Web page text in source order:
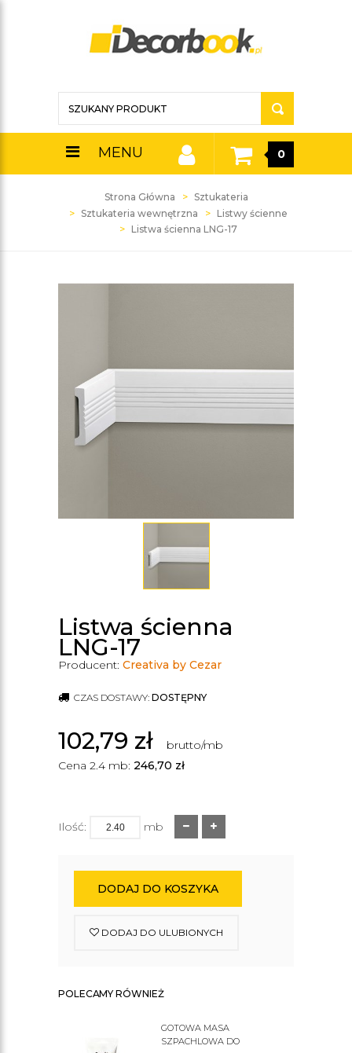
MENU 0
Strona Główna
Sztukateria
Sztukateria wewnętrzna
Listwy ścienne
Listwa ścienna LNG-17
Listwa ścienna
LNG-17
Producent: Creativa by Cezar
CZAS DOSTAWY: DOSTĘPNY
102,79 zł
brutto/mb
Cena 2.4 mb: 246,70 zł
Ilość: mb
DODAJ DO KOSZYKA
DODAJ DO ULUBIONYCH
POLECAMY RÓWNIEŻ
GOTOWA MASA
SZPACHLOWA DO